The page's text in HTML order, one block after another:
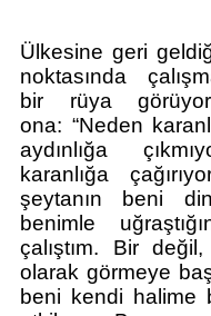
Ülkesine geri
noktasında
bir rüya
ona: “Neden
aydınlığa
karanlığa
şeytanın beni
benimle
çalıştım. Bir
olarak görmeye
beni kendi halime